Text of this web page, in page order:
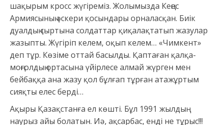
шақырым кросс жүгіреміз. Жолымызда Кеңес
Армиясының әскери қосындары орналасқан. Биік
дуалдың сыртына солдаттар қиқалақтатып жазулар
жазыпты. Жүгіріп келем, оқып келем… «Чимкент»
деп тұр. Көзіме оттай басылды. Қаптаған қалқа-
моңғолдың ортасына үйірлесе алмай жүрген мен
бейбаққа ана жазу қол бұлғап тұрған атажұртым
сияқты елес берді…
Ақыры Қазақстанға ел көшті. Бұл 1991 жылдың
наурыз айы болатын. Иә, ақсарбас, енді не тұрыс!!!